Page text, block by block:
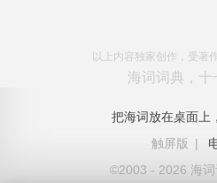
以上内容独家创作，受著
海词词典，十
把海词放在桌面上
触屏版
|
©2003 - 2026 海